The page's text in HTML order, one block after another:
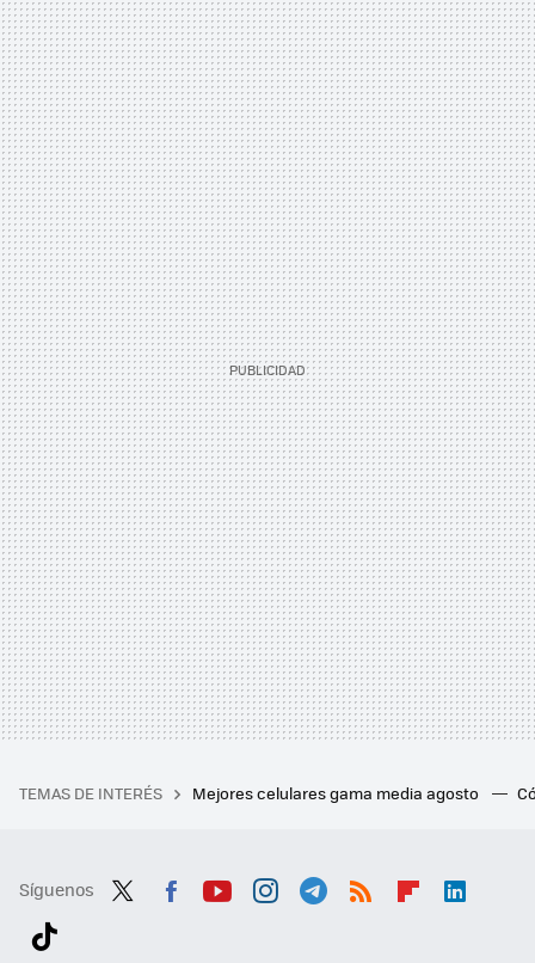
TEMAS DE INTERÉS Mejores celulares gama media agosto
Síguenos